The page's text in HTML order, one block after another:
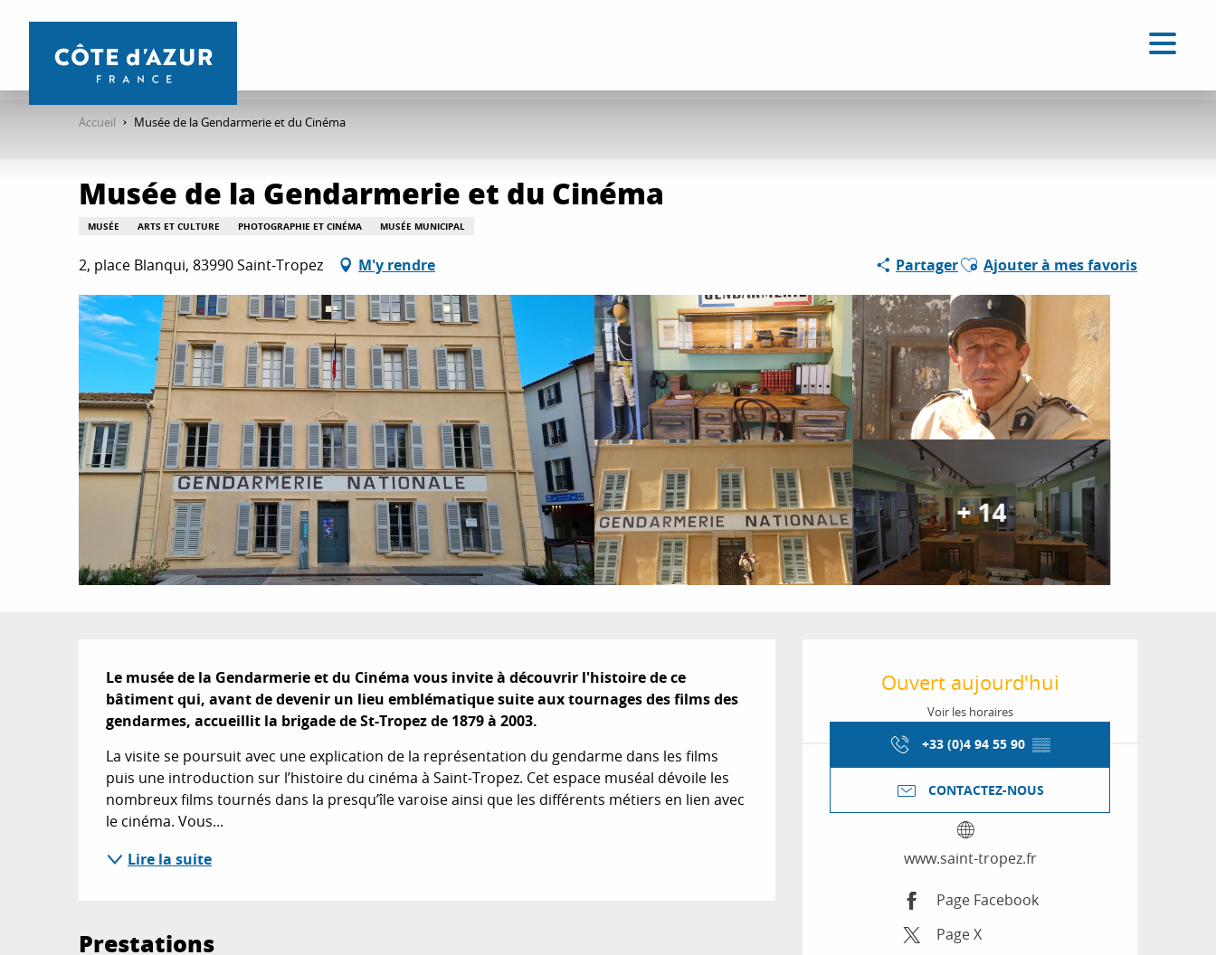
contenu
Accueil Musée de la Gendarmerie et du Cinéma
Musée de la Gendarmerie et du Cinéma
MUSÉE ARTS ET CULTURE PHOTOGRAPHIE ET CINÉMA MUSÉE MUNICIPAL
2, place Blanqui, 83990 Saint-Tropez M'y rendre PartagerAjouter aux favoris
Ajouter à mes favoris
+ 14
Ouverture et
Ouvert aujourd'hui
Voir les horaires
+33 (0)4 94 55 90 ▒▒
CONTACTEZ-NOUS
www.saint-tropez.fr
Page Facebook
Page X
Description
Le musée de la Gendarmerie et du Cinéma vous invite à découvrir l'histoire de ce
bâtiment qui, avant de devenir un lieu emblématique suite aux tournages des films des
gendarmes, accueillit la brigade de St-Tropez de 1879 à 2003.
La visite se poursuit avec une explication de la représentation du gendarme dans les films
puis une introduction sur l’histoire du cinéma à Saint-Tropez. Cet espace muséal dévoile les
nombreux films tournés dans la presqu’île varoise ainsi que les différents métiers en lien avec
le cinéma. Vous...
Lire la suite
Prestations